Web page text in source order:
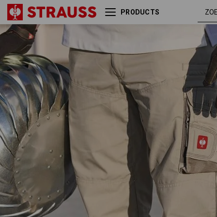
PRODUCTS
Werkbroek e.s.motion
zomer
kaki /
steen